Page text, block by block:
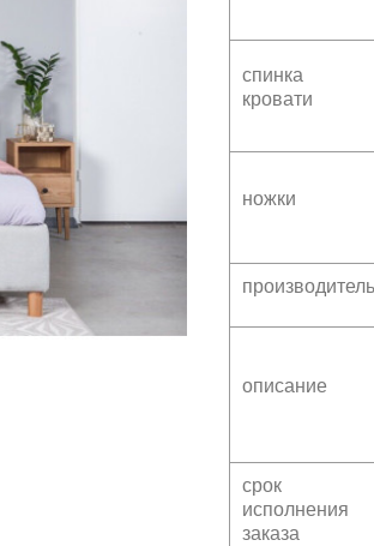
спинка
кровати
ножки
производитель
описание
срок
исполнения
заказа